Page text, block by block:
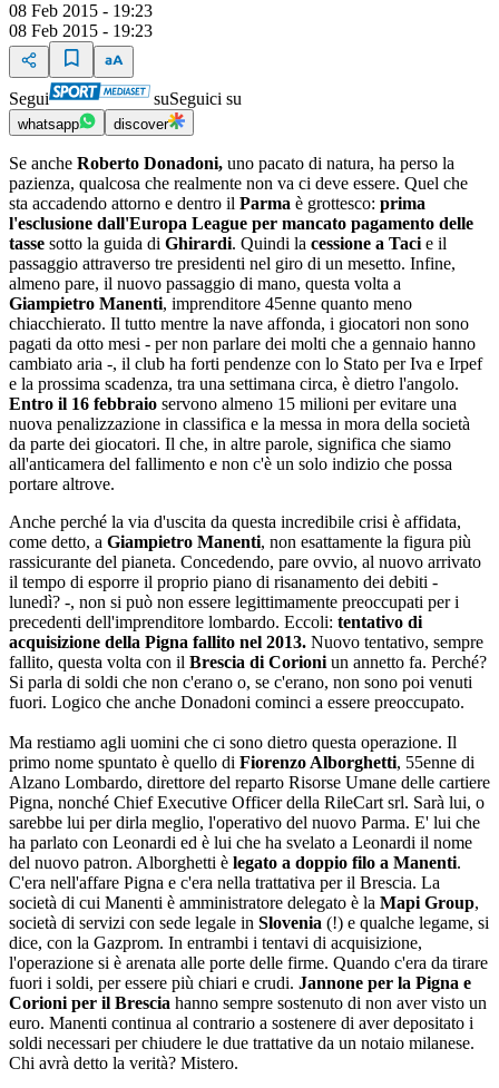
08 Feb 2015 - 19:23
08 Feb 2015 - 19:23
Segui suSeguici su
whatsapp discover
Se anche Roberto Donadoni, uno pacato di natura, ha perso la
pazienza, qualcosa che realmente non va ci deve essere. Quel che
sta accadendo attorno e dentro il Parma è grottesco: prima
l'esclusione dall'Europa League per mancato pagamento delle
tasse sotto la guida di Ghirardi. Quindi la cessione a Taci e il
passaggio attraverso tre presidenti nel giro di un mesetto. Infine,
almeno pare, il nuovo passaggio di mano, questa volta a
Giampietro Manenti, imprenditore 45enne quanto meno
chiacchierato. Il tutto mentre la nave affonda, i giocatori non sono
pagati da otto mesi - per non parlare dei molti che a gennaio hanno
cambiato aria -, il club ha forti pendenze con lo Stato per Iva e Irpef
e la prossima scadenza, tra una settimana circa, è dietro l'angolo.
Entro il 16 febbraio servono almeno 15 milioni per evitare una
nuova penalizzazione in classifica e la messa in mora della società
da parte dei giocatori. Il che, in altre parole, significa che siamo
all'anticamera del fallimento e non c'è un solo indizio che possa
portare altrove.
Anche perché la via d'uscita da questa incredibile crisi è affidata,
come detto, a Giampietro Manenti, non esattamente la figura più
rassicurante del pianeta. Concedendo, pare ovvio, al nuovo arrivato
il tempo di esporre il proprio piano di risanamento dei debiti -
lunedì? -, non si può non essere legittimamente preoccupati per i
precedenti dell'imprenditore lombardo. Eccoli: tentativo di
acquisizione della Pigna fallito nel 2013. Nuovo tentativo, sempre
fallito, questa volta con il Brescia di Corioni un annetto fa. Perché?
Si parla di soldi che non c'erano o, se c'erano, non sono poi venuti
fuori. Logico che anche Donadoni cominci a essere preoccupato.
Ma restiamo agli uomini che ci sono dietro questa operazione. Il
primo nome spuntato è quello di Fiorenzo Alborghetti, 55enne di
Alzano Lombardo, direttore del reparto Risorse Umane delle cartiere
Pigna, nonché Chief Executive Officer della RileCart srl. Sarà lui, o
sarebbe lui per dirla meglio, l'operativo del nuovo Parma. E' lui che
ha parlato con Leonardi ed è lui che ha svelato a Leonardi il nome
del nuovo patron. Alborghetti è legato a doppio filo a Manenti.
C'era nell'affare Pigna e c'era nella trattativa per il Brescia. La
società di cui Manenti è amministratore delegato è la Mapi Group,
società di servizi con sede legale in Slovenia (!) e qualche legame, si
dice, con la Gazprom. In entrambi i tentavi di acquisizione,
l'operazione si è arenata alle porte delle firme. Quando c'era da tirare
fuori i soldi, per essere più chiari e crudi. Jannone per la Pigna e
Corioni per il Brescia hanno sempre sostenuto di non aver visto un
euro. Manenti continua al contrario a sostenere di aver depositato i
soldi necessari per chiudere le due trattative da un notaio milanese.
Chi avrà detto la verità? Mistero.